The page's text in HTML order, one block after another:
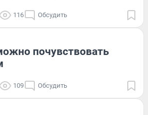
116 Обсудить
почувствовать
109 Обсудить